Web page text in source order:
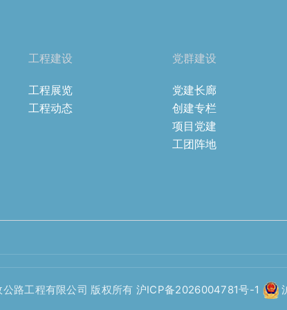
工程建设
工程展览
工程动态
党群建设
党建长廊
创建专栏
项目党建
工团阵地
路工程有限公司 版权所有 沪ICP备2026004781号-1